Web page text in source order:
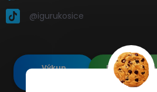
@igurukosice
Výkup
Renovované
Apple's